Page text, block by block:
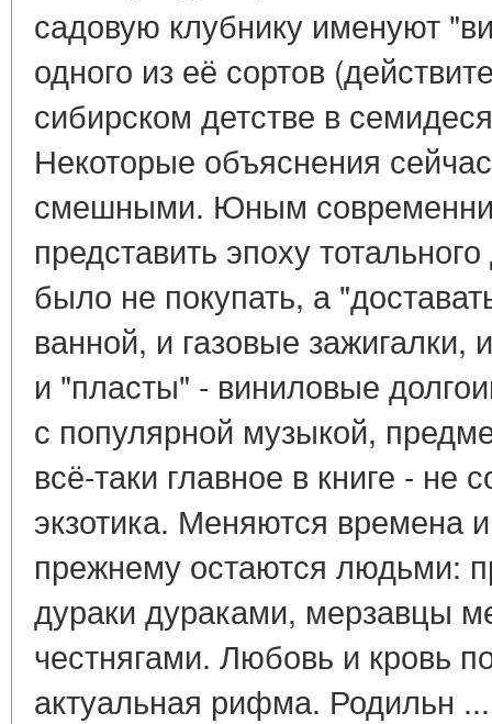
садовую клубнику именуют
одного из её сортов
сибирском детстве в
Некоторые объяснения
смешными. Юным
представить эпоху
было не покупать, а
ванной, и газовые
и "пласты" - виниловые
с популярной музыкой,
всё-таки главное в книге - не
экзотика. Меняются времена
прежнему остаются людьми:
дураки дураками, мерзавцы
честнягами. Любовь и кровь
актуальная рифма. Родильн